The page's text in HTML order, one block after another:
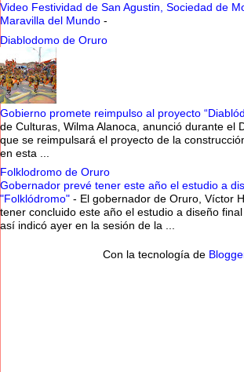
Video Festividad de San Agustin, Sociedad de
Maravilla del Mundo -
Diablodomo de Oruro
Gobierno promete reimpulso al proyecto
de Culturas, Wilma Alanoca, anunció durante el
que se reimpulsará el proyecto de la
en esta ...
Folklodromo de Oruro
Gobernador prevé tener este año el estudio a
"Folklódromo" - El gobernador de Oruro, Víctor
tener concluido este año el estudio a diseño
así indicó ayer en la sesión de la ...
Con la tecnología de